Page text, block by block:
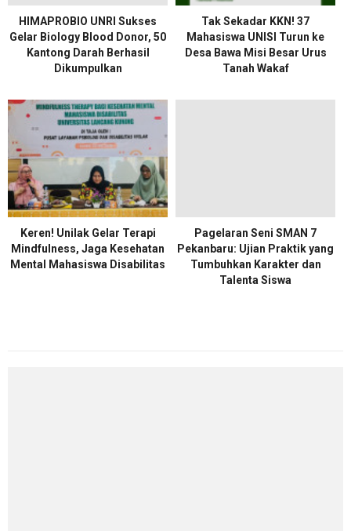
HIMAPROBIO UNRI Sukses
Gelar Biology Blood Donor, 50
Kantong Darah Berhasil
Dikumpulkan
Tak Sekadar KKN! 37
Mahasiswa UNISI Turun ke
Desa Bawa Misi Besar Urus
Tanah Wakaf
Keren! Unilak Gelar Terapi
Mindfulness, Jaga Kesehatan
Mental Mahasiswa Disabilitas
Pagelaran Seni SMAN 7
Pekanbaru: Ujian Praktik yang
Tumbuhkan Karakter dan
Talenta Siswa